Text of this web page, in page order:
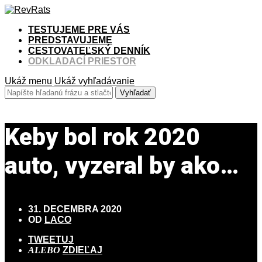
TESTUJEME PRE VÁS
PREDSTAVUJEME
CESTOVATEĽSKÝ DENNÍK
ODKLADACÍ PRIESTOR
Ukáž menu Ukáž vyhľadávanie
Keby bol rok 2020
auto, vyzeral by ako…
31. DECEMBRA 2020
OD LACO
TWEETUJ
ALEBO ZDIEĽAJ